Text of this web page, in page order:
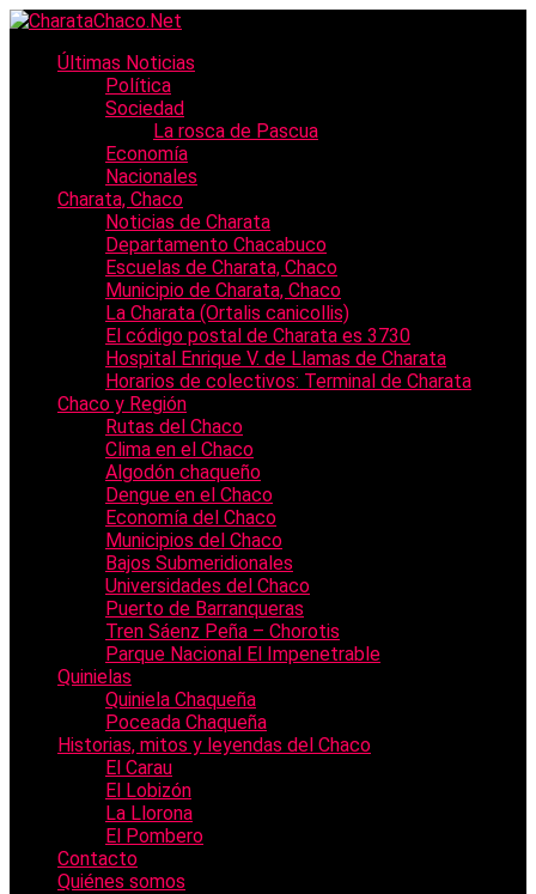
Últimas Noticias
Política
Sociedad
La rosca de Pascua
Economía
Nacionales
Charata, Chaco
Noticias de Charata
Departamento Chacabuco
Escuelas de Charata, Chaco
Municipio de Charata, Chaco
La Charata (Ortalis canicollis)
El código postal de Charata es 3730
Hospital Enrique V. de Llamas de Charata
Horarios de colectivos: Terminal de Charata
Chaco y Región
Rutas del Chaco
Clima en el Chaco
Algodón chaqueño
Dengue en el Chaco
Economía del Chaco
Municipios del Chaco
Bajos Submeridionales
Universidades del Chaco
Puerto de Barranqueras
Tren Sáenz Peña – Chorotis
Parque Nacional El Impenetrable
Quinielas
Quiniela Chaqueña
Poceada Chaqueña
Historias, mitos y leyendas del Chaco
El Carau
El Lobizón
La Llorona
El Pombero
Contacto
Quiénes somos